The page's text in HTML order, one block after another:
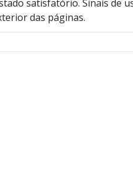
satisfatório. Sinais de
das páginas.